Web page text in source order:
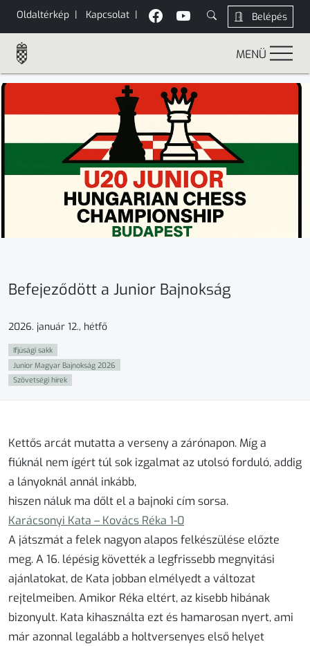
Oldaltérkép | Kapcsolat | Belépés
MENÜ
Befejeződött a Junior Bajnokság
2026. január 12., hétfő
Ifjúsági sakk
Junior Magyar Bajnokság 2026
Szövetségi hírek
Kettős arcát mutatta a verseny a zárónapon. Míg a
fiúknál nem ígért túl sok izgalmat az utolsó forduló, addig
a lányoknál annál inkább,
hiszen náluk ma dőlt el a bajnoki cím sorsa.
Karácsonyi Kata – Kovács Réka 1-0
A játszmát a felek nagyon alapos felkészülése előzte
meg. A 16. lépésig követték a legfrissebb megnyitási
ajánlatokat, de Kata jobban elmélyedt a változat
rejtelmeiben. Amikor Réka eltért, az kisebb hibának
bizonyult. Kata kihasználta ezt és hamarosan nyert, ami
már azonnal legalább a holtversenyes első helyet